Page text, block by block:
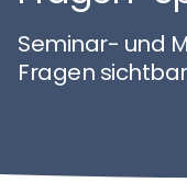
Seminar- und
Fragen